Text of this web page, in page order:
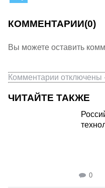
КОММЕНТАРИИ(0)
Вы можете оставить
Комментарии отключены
ЧИТАЙТЕ ТАКЖЕ
0